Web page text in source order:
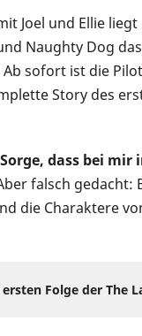
Joel und Ellie
Naughty Dog das
sofort ist die
Story des
dass bei mir
falsch gedacht:
die Charaktere
Folge der The